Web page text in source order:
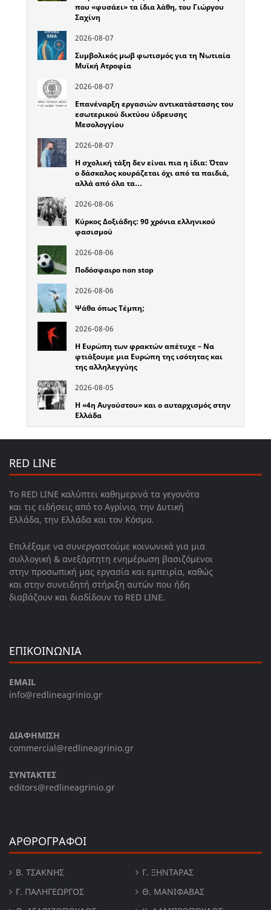
που «φυσάει» τα ίδια λάθη, του Γιώργου
Σαχίνη
2026-08-07
Συμβολικός μωβ φωτισμός για τη Νωτιαία
Μυϊκή Ατροφία
2026-08-07
Επανέναρξη εργασιών αντικατάστασης του
εσωτερικού δικτύου ύδρευσης
Μεσολογγίου
2026-08-07
Η σχολική τάξη δεν είναι πια η ίδια: Όταν
ο δάσκαλος κουράζεται όχι από τα παιδιά,
αλλά από όλα τα…
2026-08-06
Κύρκος Δοξιάδης: 90 χρόνια ελληνικού
φασισμού
2026-08-06
Ποδόσφαιρο non stop
2026-08-06
Ψάθα όπως Τέμπη;
2026-08-06
Η Ευρώπη των φρακτών απέτυχε – Να
φτιάξουμε μια Ευρώπη της ισότητας και
της αλληλεγγύης
2026-08-05
Η «4η Αυγούστου» και ο αυταρχισμός στην
Ελλάδα
RED LINE
Το RED LINE καλύπτει καθημερινά τα γεγονότα
και τις ειδήσεις από το Αγρίνιο, την Δυτική
Ελλάδα, την Ελλάδα και τον Κόσμο.
Επιλέξαμε να συνεργαστούμε κοινωνικά για μια
συλλογική & ανεξάρτητη ενημέρωση βασιζόμενοι
στην προσωπική μας εργασία και εμπειρία, καθώς
και στην συνειδητή στήριξη αυτών που ήδη
διαβάζουν και διαδίδουν το RED LINE.
ΕΠΙΚΟΙΝΩΝΙΑ
EMAIL
info@redlineagrinio.gr
ΔΙΑΦΗΜΙΣΗ
commercial@redlineagrinio.gr
ΣΥΝΤΑΚΤΕΣ
editors@redlineagrinio.gr
ΑΡΘΡΟΓΡΑΦΟΙ
Β. ΤΣΆΚΝΗΣ
Γ. ΞΗΝΤΆΡΑΣ
Γ. ΠΑΛΗΓΕΏΡΓΟΣ
Θ. ΜΑΝΙΦΑΒΑΣ